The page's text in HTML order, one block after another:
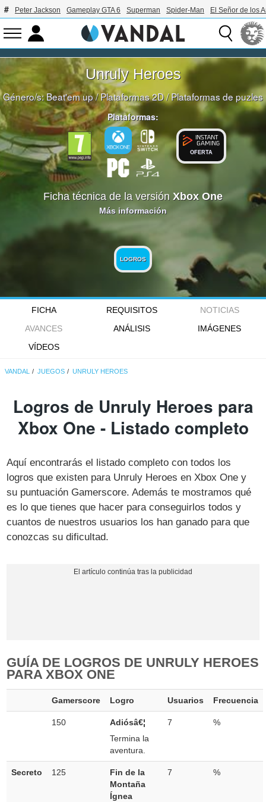
Peter Jackson Gameplay GTA 6 Superman Spider-Man El Señor de los
Unruly Heroes
Género/s:Beat'em up/Plataformas 2D/Plataformas de puzles
Plataformas:
OFERTA
Ficha técnica de la versión Xbox One
Más información
LOGROS
FICHA REQUISITOS
NOTICIAS
AVANCES
ANÁLISIS
IMÁGENES
VÍDEOS
VANDAL JUEGOS UNRULY HEROES
Logros de Unruly Heroes para
Xbox One - Listado completo
Aquí encontrarás el listado completo con todos los
logros que existen para Unruly Heroes en Xbox One y
su puntuación Gamerscore. Además te mostramos qué
es lo que tienes que hacer para conseguirlos todos y
cuantos de nuestros usuarios los han ganado para que
conozcas su dificultad.
GUÍA DE LOGROS DE UNRULY HEROES
PARA XBOX ONE
Gamerscore Logro Usuarios Frecuencia
150
Adiósâ€¦
Termina la
aventura.
7 %
Secreto 125
Fin de la
Montaña
Ígnea
7 %